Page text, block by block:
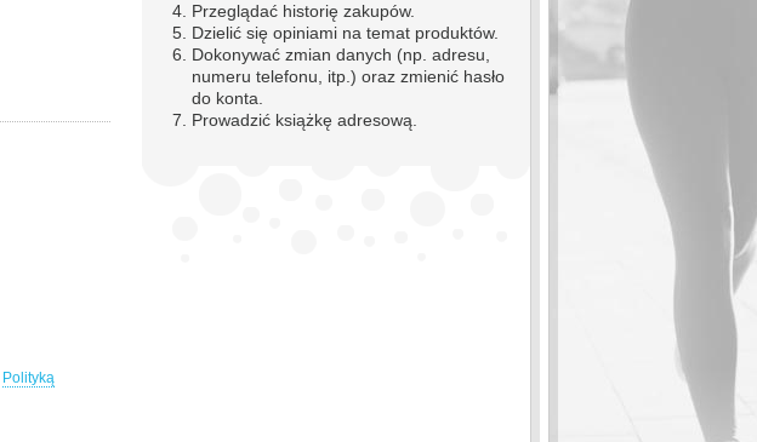
Polityką
Przeglądać historię zakupów.
Dzielić się opiniami na temat produktów.
Dokonywać zmian danych (np. adresu,
numeru telefonu, itp.) oraz zmienić hasło
do konta.
Prowadzić książkę adresową.